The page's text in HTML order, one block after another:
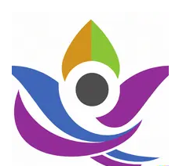
(druk
enter)